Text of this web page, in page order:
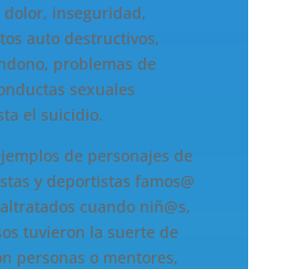
inseguridad,
auto destructivos,
problemas de
sexuales
el suicidio.
de personajes de
y deportistas famos@
cuando niñ@s,
tuvieron la suerte de
personas o mentores,